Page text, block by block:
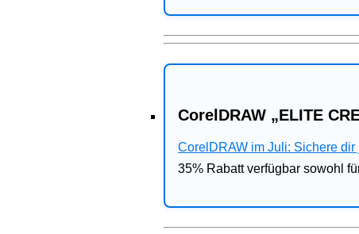
CorelDRAW „ELITE
CorelDRAW im Juli: Sichere
35% Rabatt verfügbar sowohl